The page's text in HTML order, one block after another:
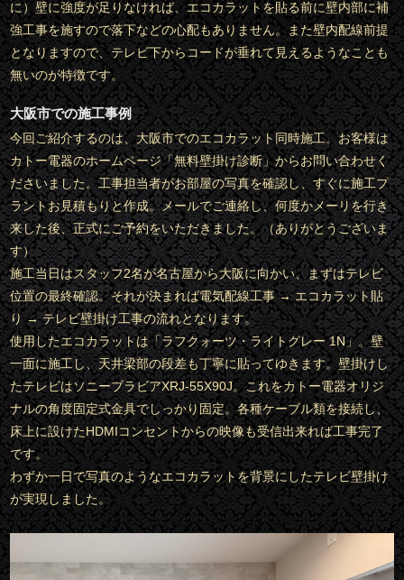
に）壁に強度が足りなければ、エコカラットを貼る前に壁内部に補
強工事を施すので落下などの心配もありません。また壁内配線前提
となりますので、テレビ下からコードが垂れて見えるようなことも
無いのが特徴です。
大阪市での施工事例
今回ご紹介するのは、大阪市でのエコカラット同時施工。お客様は
カトー電器のホームページ「無料壁掛け診断」からお問い合わせく
ださいました。工事担当者がお部屋の写真を確認し、すぐに施工プ
ラントお見積もりと作成。メールでご連絡し、何度かメーリを行き
来した後、正式にご予約をいただきました。（ありがとうございま
す）
施工当日はスタッフ2名が名古屋から大阪に向かい、まずはテレビ
位置の最終確認。それが決まれば電気配線工事 → エコカラット貼
り → テレビ壁掛け工事の流れとなります。
使用したエコカラットは「ラフクォーツ・ライトグレー 1N」。壁
一面に施工し、天井梁部の段差も丁寧に貼ってゆきます。壁掛けし
たテレビはソニーブラビアXRJ-55X90J。これをカトー電器オリジ
ナルの角度固定式金具でしっかり固定。各種ケーブル類を接続し、
床上に設けたHDMIコンセントからの映像も受信出来れば工事完了
です。
わずか一日で写真のようなエコカラットを背景にしたテレビ壁掛け
が実現しました。